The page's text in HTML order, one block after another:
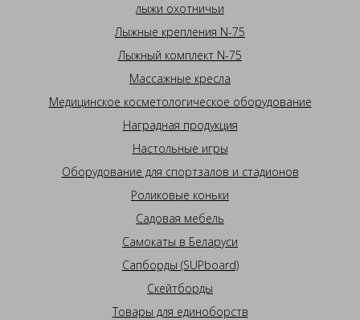
лыжи охотничьи
Лыжные крепления N-75
Лыжный комплект N-75
Массажные кресла
Медицинское косметологическое оборудование
Наградная продукция
Настольные игры
Оборудование для спортзалов и стадионов
Роликовые коньки
Садовая мебель
Самокаты в Беларуси
Сапборды (SUPboard)
Скейтборды
Товары для единоборств